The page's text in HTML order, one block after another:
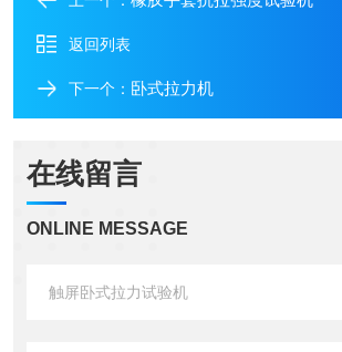
返回列表
下一个： 卧式拉力机
在线留言
ONLINE MESSAGE